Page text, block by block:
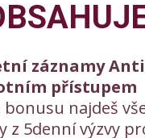
záznamy
přístupem
najdeš
z 5denní výzvy